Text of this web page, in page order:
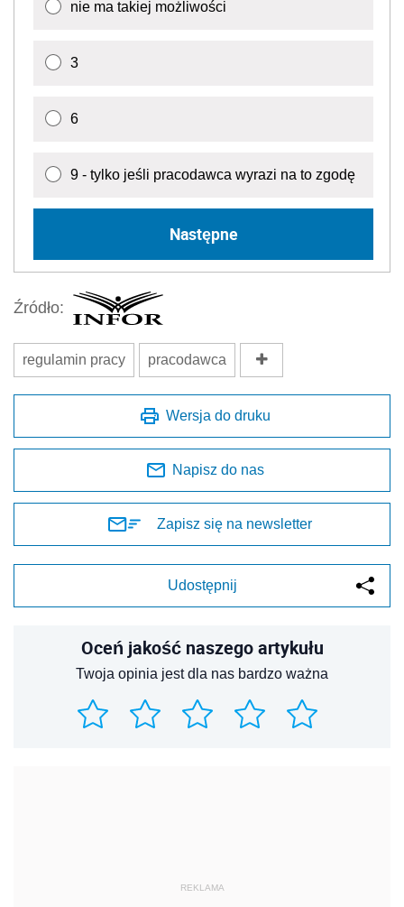
nie ma takiej możliwości
3
6
9 - tylko jeśli pracodawca wyrazi na to zgodę
Następne
Źródło:
regulamin pracy pracodawca
Wersja do druku
Napisz do nas
Zapisz się na newsletter
Udostępnij
Oceń jakość naszego artykułu
Twoja opinia jest dla nas bardzo ważna
REKLAMA